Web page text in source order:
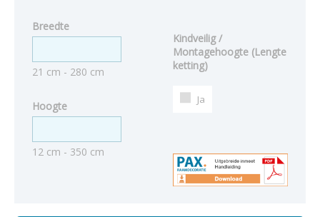
Breedte
21 cm - 280 cm
Hoogte
12 cm - 350 cm
Kindveilig /
Montagehoogte (Lengte
ketting)
Ja